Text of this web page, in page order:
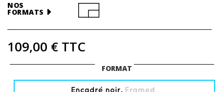
NOS
FORMATS
109,00 € TTC
FORMAT